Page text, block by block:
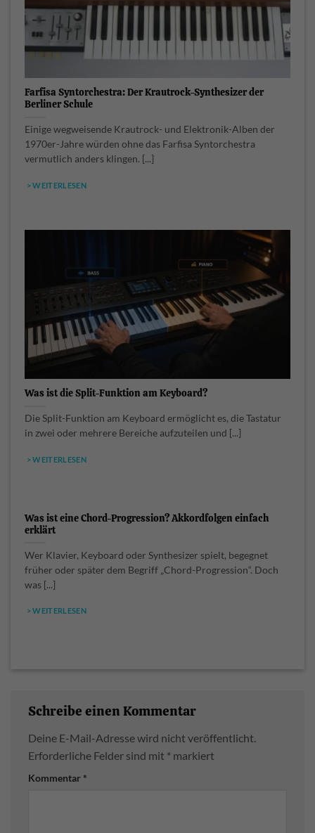
Farfisa Syntorchestra: Der Krautrock-Synthesizer der
Berliner Schule
Einige wegweisende Krautrock- und Elektronik-Alben der
1970er-Jahre würden ohne das Farfisa Syntorchestra
vermutlich anders klingen. [...]
> WEITERLESEN
Was ist die Split-Funktion am Keyboard?
Die Split-Funktion am Keyboard ermöglicht es, die Tastatur
in zwei oder mehrere Bereiche aufzuteilen und [...]
> WEITERLESEN
Was ist eine Chord-Progression? Akkordfolgen einfach
erklärt
Wer Klavier, Keyboard oder Synthesizer spielt, begegnet
früher oder später dem Begriff „Chord-Progression“. Doch
was [...]
> WEITERLESEN
Schreibe einen Kommentar
Deine E-Mail-Adresse wird nicht veröffentlicht.
Erforderliche Felder sind mit * markiert
Kommentar *